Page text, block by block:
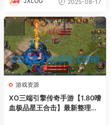
2025-08-17
游戏资源
XO三端引擎传奇手游【1.80嗜
血极品星王合击】最新整理Wi